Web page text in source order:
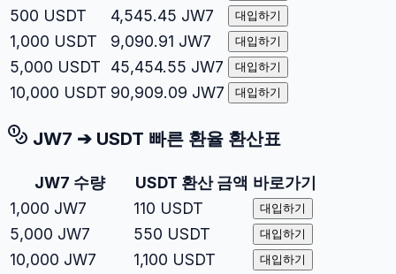
500 USDT 4,545.45 JW7 대입하기
1,000 USDT 9,090.91 JW7 대입하기
5,000 USDT 45,454.55 JW7 대입하기
10,000 USDT 90,909.09 JW7 대입하기
JW7 ➔ USDT 빠른 환율 환산표
JW7 수량 USDT 환산 금액 바로가기
1,000 JW7 110 USDT 대입하기
5,000 JW7 550 USDT 대입하기
10,000 JW7 1,100 USDT 대입하기